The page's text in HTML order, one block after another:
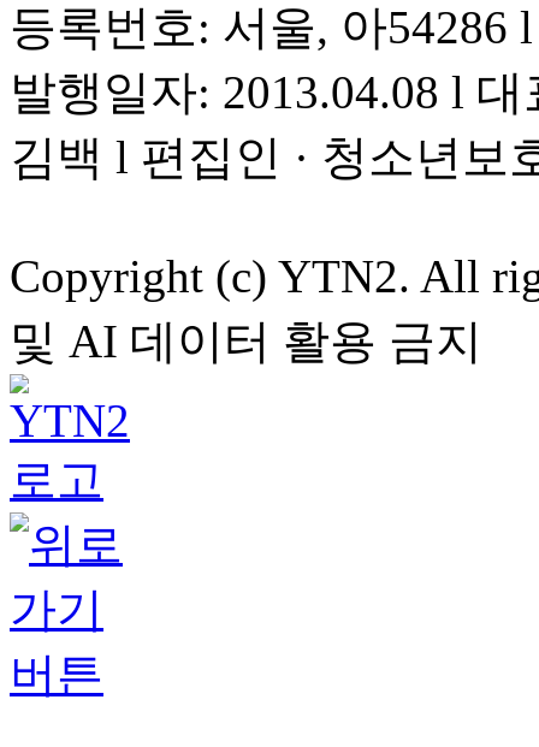
등록번호: 서울, 아54286
발행일자: 2013.04.08 l
김백 l 편집인 · 청소년보
Copyright (c) YTN2. All
및 AI 데이터 활용 금지